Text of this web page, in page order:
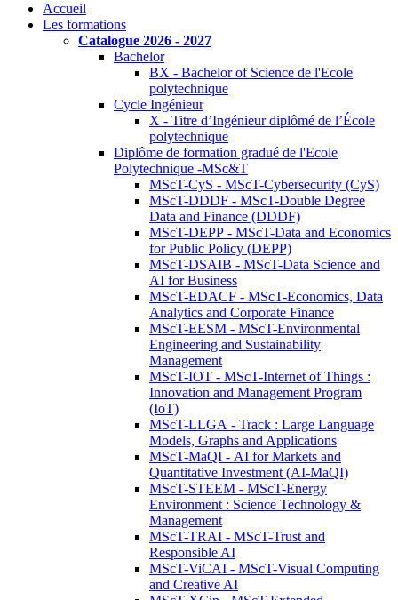
Accueil
Les formations
Catalogue 2026 - 2027
Bachelor
BX - Bachelor of Science de l'Ecole
polytechnique
Cycle Ingénieur
X - Titre d’Ingénieur diplômé de l’École
polytechnique
Diplôme de formation gradué de l'Ecole
Polytechnique -MSc&T
MScT-CyS - MScT-Cybersecurity (CyS)
MScT-DDDF - MScT-Double Degree
Data and Finance (DDDF)
MScT-DEPP - MScT-Data and Economics
for Public Policy (DEPP)
MScT-DSAIB - MScT-Data Science and
AI for Business
MScT-EDACF - MScT-Economics, Data
Analytics and Corporate Finance
MScT-EESM - MScT-Environmental
Engineering and Sustainability
Management
MScT-IOT - MScT-Internet of Things :
Innovation and Management Program
(IoT)
MScT-LLGA - Track : Large Language
Models, Graphs and Applications
MScT-MaQI - AI for Markets and
Quantitative Investment (AI-MaQI)
MScT-STEEM - MScT-Energy
Environment : Science Technology &
Management
MScT-TRAI - MScT-Trust and
Responsible AI
MScT-ViCAI - MScT-Visual Computing
and Creative AI